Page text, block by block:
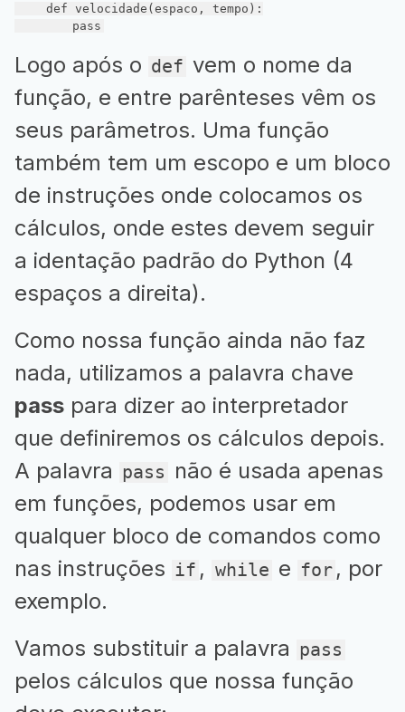
def velocidade (espaco, tempo) :
pass
Logo após o def vem o nome da
função, e entre parênteses vêm os
seus parâmetros. Uma função
também tem um escopo e um bloco
de instruções onde colocamos os
cálculos, onde estes devem seguir
a identação padrão do Python (4
espaços a direita).
Como nossa função ainda não faz
nada, utilizamos a palavra chave
pass para dizer ao interpretador
que definiremos os cálculos depois.
A palavra pass
não é usada apenas
em funções, podemos usar em
qualquer bloco de comandos como
nas instruções if , while e for , por
exemplo.
Vamos substituir a palavra pass
pelos cálculos que nossa função